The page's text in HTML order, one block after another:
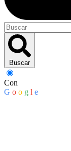
Buscar
Con
G o o g l e